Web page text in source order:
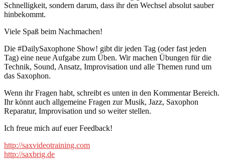
Schnelligkeit, sondern darum, dass ihr den Wechsel absolut sauber
hinbekommt.
Viele Spaß beim Nachmachen!
Die #DailySaxophone Show! gibt dir jeden Tag (oder fast jeden
Tag) eine neue Aufgabe zum Üben. Wir machen Übungen für die
Technik, Sound, Ansatz, Improvisation und alle Themen rund um
das Saxophon.
Wenn ihr Fragen habt, schreibt es unten in den Kommentar Bereich.
Ihr könnt auch allgemeine Fragen zur Musik, Jazz, Saxophon
Reparatur, Improvisation und so weiter stellen.
Ich freue mich auf euer Feedback!
http://saxvideotraining.com
http://saxbrig.de